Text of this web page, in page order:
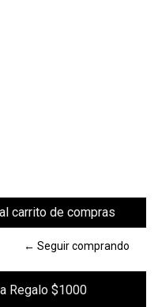
← Seguir comprando